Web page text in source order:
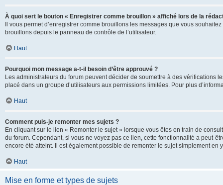
À quoi sert le bouton « Enregistrer comme brouillon » affiché lors de la
Il vous permet d’enregistrer comme brouillons les messages que vous
brouillons depuis le panneau de contrôle de l’utilisateur.
Haut
Pourquoi mon message a-t-il besoin d’être approuvé ?
Les administrateurs du forum peuvent décider de soumettre à des vérifications
placé dans un groupe d’utilisateurs aux permissions limitées. Pour plus
Haut
Comment puis-je remonter mes sujets ?
En cliquant sur le lien « Remonter le sujet » lorsque vous êtes en train de
du forum. Cependant, si vous ne voyez pas ce lien, cette fonctionnalité a peut-
encore été atteint. Il est également possible de remonter le sujet simplement
Haut
Mise en forme et types de sujets